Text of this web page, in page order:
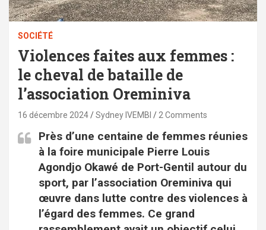
SOCIÉTÉ
Violences faites aux femmes :
le cheval de bataille de
l’association Oreminiva
16 décembre 2024 Sydney IVEMBI 2 Comments
Près d’une centaine de femmes réunies
à la foire municipale Pierre Louis
Agondjo Okawé de Port-Gentil autour du
sport, par l’association Oreminiva qui
œuvre dans lutte contre des violences à
l’égard des femmes. Ce grand